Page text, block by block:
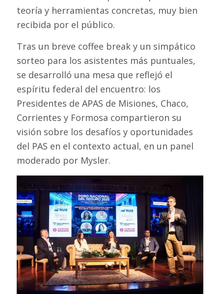
teoría y herramientas concretas, muy bien
recibida por el público.
Tras un breve coffee break y un simpático
sorteo para los asistentes más puntuales,
se desarrolló una mesa que reflejó el
espíritu federal del encuentro: los
Presidentes de APAS de Misiones, Chaco,
Corrientes y Formosa compartieron su
visión sobre los desafíos y oportunidades
del PAS en el contexto actual, en un panel
moderado por Mysler.